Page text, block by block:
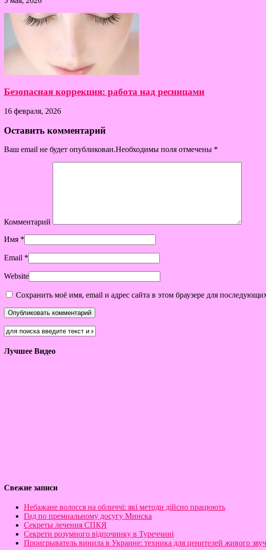
Безопасная коррекция: работа над ресницами
16 февраля, 2026
Оставить комментарий
Ваш email не будет опубликован.Необходимы поля отмечены *
Комментарий
Имя *
Email *
Website
Сохранить моё имя, email и адрес сайта в этом браузере для
Лучшее Видео
Свежие записи
Небажане волосся на обличчі: які методи дійсно працюють
Гид по премиальному досугу Минска
Секреты лечения СПКЯ
Секрети розумного відпочинку в Туреччині
Проигрыватель винила в Украине: техника для ценителей живого